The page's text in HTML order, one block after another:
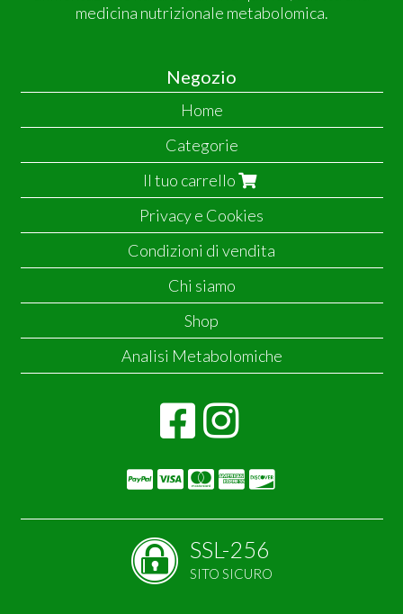
medicina nutrizionale metabolomica.
Negozio
Home
Categorie
Il tuo carrello
Privacy e Cookies
Condizioni di vendita
Chi siamo
Shop
Analisi Metabolomiche
SSL-256
SITO SICURO